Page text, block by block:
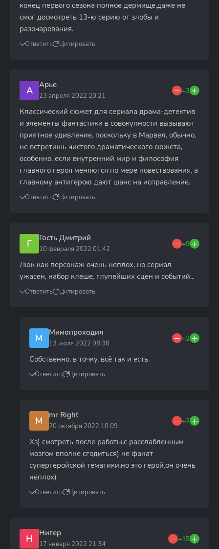
конец первого сезона полное дермище.даже не
смог досмотреть 13-ю серию от злобы и
разочарования.
Ответить Цитировать
А Арье
23 апреля 2022 20:21
+3
Классический сюжет для сериала драма-детектив
и элементы фантастики в совокупности вызывают
приятное удивление, поскольку в Марвел, обычно,
не встретишь чистого драматического сюжета,
особенно, если внутренний мир и философия
главного героя меняются по мере повествования, а
главному антигерою дают шанс на исправление.
Ответить Цитировать
Г Гость Дмитрий
10 февраля 2022 01:42
+9
Люк как персонаж очень неплох, но сериал
ужасен, набор клеше, глупейших сцен и событий...
Ответить Цитировать
М Мимопроходил
13 июля 2022 08:38
+2
Собственно, в точку, всё так и есть.
Ответить Цитировать
M mr Right
20 октября 2022 10:09
+2
Хз) смотреть после работы,с расслабленным
мозгом вполне сгодиться) не фанат
супергеройской тематики,но это герой,он очень
неплох)
Ответить Цитировать
Н Нигер
17 января 2022 21:34
+15